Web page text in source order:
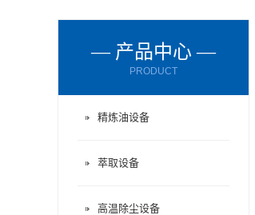
废橡胶炼油设备能对哪些材料进行处理呢？
— 产品中心 —
PRODUCT
精炼油设备
萃取设备
高温除尘设备